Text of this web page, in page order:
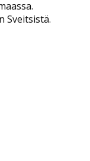
Sveitsistä.